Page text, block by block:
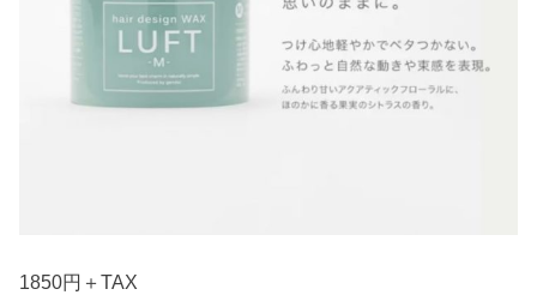
1850円＋TAX